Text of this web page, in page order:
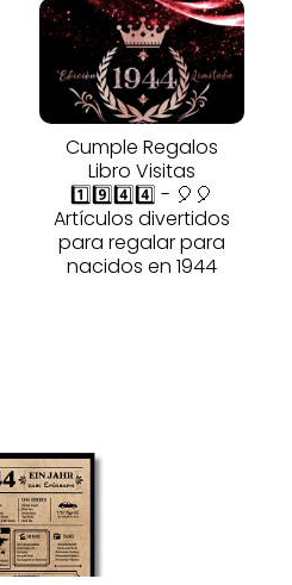
Cumple Regalos
Libro Visitas
1️⃣9️⃣4️⃣4️⃣ - 🎈🎈
Artículos divertidos
para regalar para
nacidos en 1944